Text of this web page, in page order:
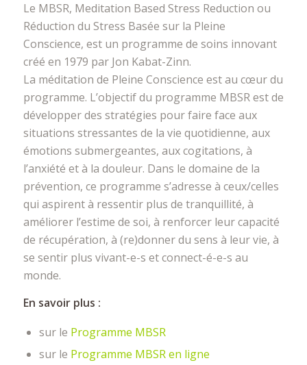
Le MBSR, Meditation Based Stress Reduction ou
Réduction du Stress Basée sur la Pleine
Conscience, est un programme de soins innovant
créé en 1979 par Jon Kabat-Zinn.
La méditation de Pleine Conscience est au cœur du
programme. L’objectif du programme MBSR est de
développer des stratégies pour faire face aux
situations stressantes de la vie quotidienne, aux
émotions submergeantes, aux cogitations, à
l’anxiété et à la douleur. Dans le domaine de la
prévention, ce programme s’adresse à ceux/celles
qui aspirent à ressentir plus de tranquillité, à
améliorer l’estime de soi, à renforcer leur capacité
de récupération, à (re)donner du sens à leur vie, à
se sentir plus vivant-e-s et connect-é-e-s au
monde.
En savoir plus :
sur le Programme MBSR
sur le Programme MBSR en ligne